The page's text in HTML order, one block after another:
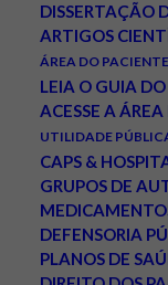
DISSERTAÇÃO
ARTIGOS
ÁREA DO PACIENTE
LEIA O GUIA
ACESSE A
UTILIDADE
CAPS &
GRUPOS DE
DEFENSORIA
PLANOS DE
JANEIRO 25, 2011 |